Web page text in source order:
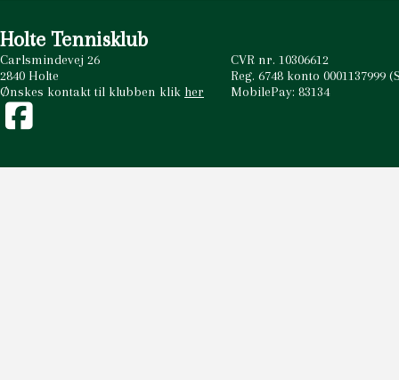
Holte Tennisklub
Carlsmindevej 26
2840 Holte
Ønskes kontakt til klubben klik her
CVR nr. 10306612
Reg. 6748 konto 0001137999
MobilePay: 83134